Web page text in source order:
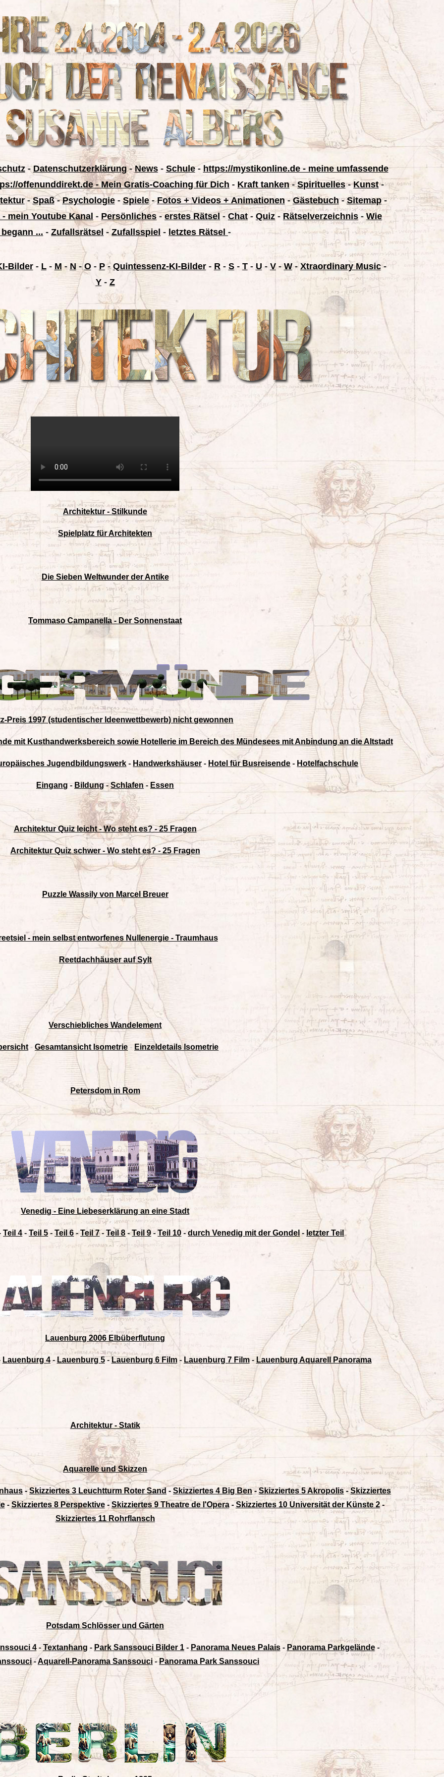
- Datenschutzerklärung-News- Schule- https://mystikonline.de - meine umfassende
offenunddirekt.de - Mein Gratis-Coaching für Dich - Kraft tanken-Spirituelles-Kunst-
-Spaß-Psychologie- Spiele-Fotos + Videos + Animationen-Gästebuch-Sitemap-
mein Youtube Kanal - Persönliches-erstes Rätsel-Chat -Quiz- Rätselverzeichnis -Wie
... -Zufallsrätsel -Zufallsspiel - letztes Rätsel-
Bilder- L- M- N-O- P-Quintessenz-KI-Bilder- R - S- T- U - V-W- Xtraordinary Music-
Y- Z
Architektur - Stilkunde
Spielplatz für Architekten
Die Sieben Weltwunder der Antike
Tommaso Campanella - Der Sonnenstaat
Preis 1997 (studentischer Ideenwettbewerb) nicht gewonnen
mit Kusthandwerksbereich sowie Hotellerie im Bereich des Mündesees mit Anbindung an die Altstadt
Jugendbildungswerk - Handwerkshäuser - Hotel für Busreisende - Hotelfachschule
Eingang - Bildung-Schlafen- Essen
Architektur Quiz leicht - Wo steht es? - 25 Fragen
Architektur Quiz schwer - Wo steht es? - 25 Fragen
Puzzle Wassily von Marcel Breuer
- mein selbst entworfenes Nullenergie - Traumhaus
Reetdachhäuser auf Sylt
Verschiebliches Wandelement
-Gesamtansicht Isometrie - Einzeldetails Isometrie
Petersdom in Rom
Venedig - Eine Liebeserklärung an eine Stadt
Teil 4 -Teil 5 -Teil 6-Teil 7-Teil 8 -Teil 9 -Teil 10 -durch Venedig mit der Gondel - letzter Teil
Lauenburg 2006 Elbüberflutung
Lauenburg 4- Lauenburg 5-Lauenburg 6 Film- Lauenburg 7 Film-Lauenburg Aquarell Panorama
Architektur - Statik
Aquarelle und Skizzen
-Skizziertes 3 Leuchtturm Roter Sand -Skizziertes 4 Big Ben-Skizziertes 5 Akropolis-Skizziertes
- Skizziertes 8 Perspektive- Skizziertes 9 Theatre de l'Opera-Skizziertes 10 Universität der Künste 2-
Skizziertes 11 Rohrflansch
Potsdam Schlösser und Gärten
4-Textanhang - Park Sanssouci Bilder 1- Panorama Neues Palais- Panorama Parkgelände-
-Aquarell-Panorama Sanssouci -Panorama Park Sanssouci